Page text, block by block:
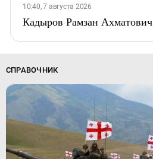
10:40, 7 августа 2026
Кадыров Рамзан Ахматович
СПРАВОЧНИК